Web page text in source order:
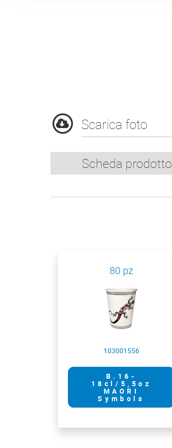
Scarica foto
Scheda prodotto
80 pz
103001556
B.16-
18cl/5,5oz
MAORI
Symbols